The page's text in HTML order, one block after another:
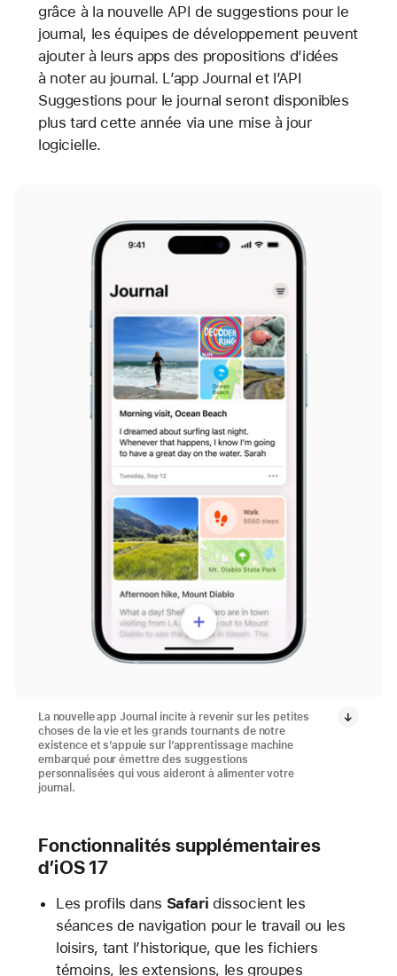
grâce à la nouvelle API de suggestions pour le
journal, les équipes de développement peuvent
ajouter à leurs apps des propositions d’idées
à noter au journal. L’app Journal et l’API
Suggestions pour le journal seront disponibles
plus tard cette année via une mise à jour
logicielle.
La nouvelle app Journal incite à revenir sur les petites
choses de la vie et les grands tournants de notre
existence et s’appuie sur l’apprentissage machine
embarqué pour émettre des suggestions
personnalisées qui vous aideront à alimenter votre
journal.
Fonctionnalités supplémentaires
d’iOS 17
Les profils dans Safari dissocient les
séances de navigation pour le travail ou les
loisirs, tant l’historique, que les fichiers
témoins, les extensions, les groupes